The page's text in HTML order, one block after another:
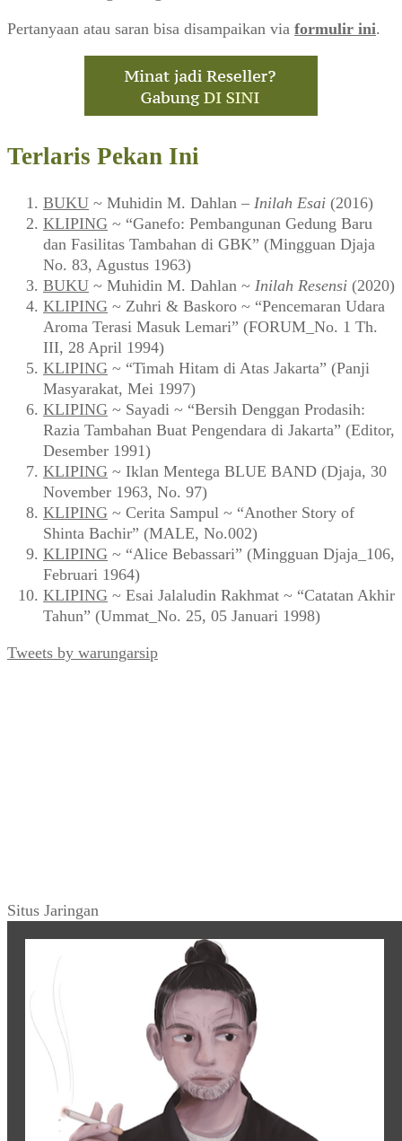
Pertanyaan atau saran bisa disampaikan via formulir ini.
Terlaris Pekan Ini
BUKU ~ Muhidin M. Dahlan – Inilah Esai (2016)
KLIPING ~ “Ganefo: Pembangunan Gedung Baru
dan Fasilitas Tambahan di GBK” (Mingguan Djaja
No. 83, Agustus 1963)
BUKU ~ Muhidin M. Dahlan ~ Inilah Resensi (2020)
KLIPING ~ Zuhri & Baskoro ~ “Pencemaran Udara
Aroma Terasi Masuk Lemari” (FORUM_No. 1 Th.
III, 28 April 1994)
KLIPING ~ “Timah Hitam di Atas Jakarta” (Panji
Masyarakat, Mei 1997)
KLIPING ~ Sayadi ~ “Bersih Denggan Prodasih:
Razia Tambahan Buat Pengendara di Jakarta” (Editor,
Desember 1991)
KLIPING ~ Iklan Mentega BLUE BAND (Djaja, 30
November 1963, No. 97)
KLIPING ~ Cerita Sampul ~ “Another Story of
Shinta Bachir” (MALE, No.002)
KLIPING ~ “Alice Bebassari” (Mingguan Djaja_106,
Februari 1964)
KLIPING ~ Esai Jalaludin Rakhmat ~ “Catatan Akhir
Tahun” (Ummat_No. 25, 05 Januari 1998)
Tweets by warungarsip
Situs Jaringan